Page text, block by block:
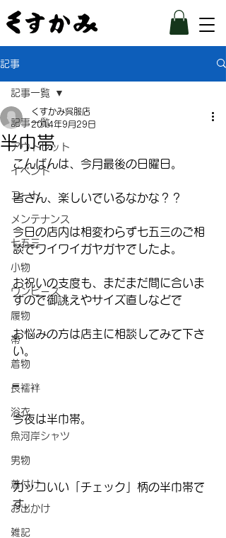
記事
記事一覧
アウトレット
イベント
コート
メンテナンス
七五三
小物
ワンピース
履物
帯
着物
長襦袢
浴衣
魚河岸シャツ
男物
着付け
お出かけ
雑記
記事一覧
半巾帯
くすかみ呉服店
2014年9月29日
こんばんは、今月最後の日曜日。
皆さん、楽しいでいるなかな？？
今日の店内は相変わらず七五三のご相
談でワイワイガヤガヤでしたよ。
お祝いの支度も、まだまだ間に合いま
すので御誂えやサイズ直しなどで
お悩みの方は店主に相談してみて下さ
い。
–
今夜は半巾帯。
カッコいい「チェック」柄の半巾帯で
す。